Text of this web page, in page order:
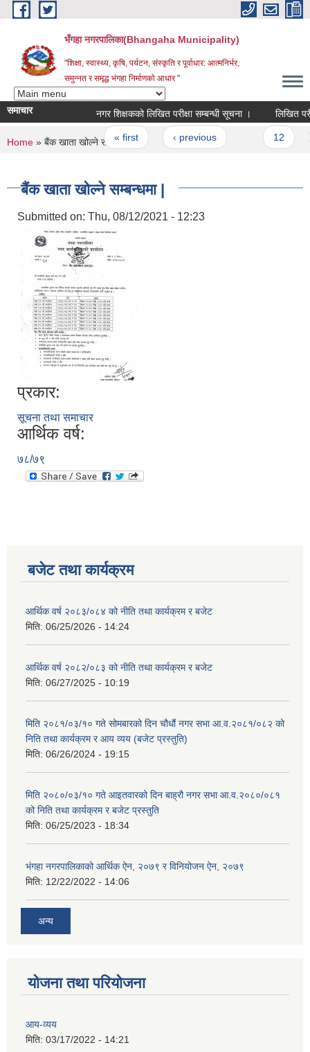
Skip to main content
भँगहा नगरपालिका(Bhangaha Municipality)
"शिक्षा, स्वास्थ्य, कृषि, पर्यटन, संस्कृति र पूर्वाधार: आत्मनिर्भर,
समुन्नत र समृद्ध भंगहा निर्माणको आधार "
समाचार नगर शिक्षकको लिखित परीक्षा सम्बन्धी सूचना । लिखित
Pages
« first ‹ previous
You are here
Home » बैंक खाता खोल्ने सम्बन्धमा |
बैंक खाता खोल्ने सम्बन्धमा |
Submitted on: Thu, 08/12/2021 - 12:23
प्रकार:
सूचना तथा समाचार
आर्थिक वर्ष:
७८/७९
बजेट तथा कार्यक्रम
आर्थिक वर्ष २०८३/०८४ को नीति तथा कार्यक्रम र बजेट
मिति: 06/25/2026 - 14:24
आर्थिक वर्ष २०८२/०८३ को नीति तथा कार्यक्रम र बजेट
मिति: 06/27/2025 - 10:19
मिति २०८१/०३/१० गते सोमबारको दिन चौधौं नगर सभा आ.व.२०८१/०८२ को
निति तथा कार्यक्रम र आय व्यय (बजेट प्रस्तुति)
मिति: 06/26/2024 - 19:15
मिति २०८०/०३/१० गते आइतवारको दिन बाह्रौ नगर सभा आ.व.२०८०/०८१
को निति तथा कार्यक्रम र बजेट प्रस्तुति
मिति: 06/25/2023 - 18:34
भंगहा नगरपालिकाको आर्थिक ऐन, २०७९ र विनियोजन ऐन, २०७९
मिति: 12/22/2022 - 14:06
अन्य
योजना तथा परियोजना
आय-व्यय
मिति: 03/17/2022 - 14:21